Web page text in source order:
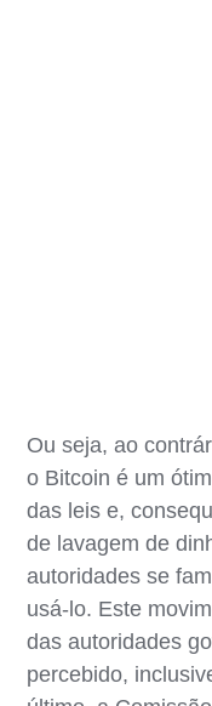
Ou seja, ao
o Bitcoin é um
das leis e,
de lavagem de
autoridades se
usá-lo. Este
das autoridades
percebido,